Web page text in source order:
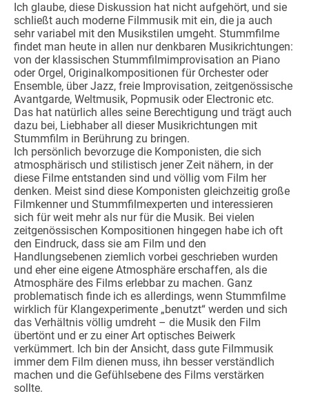
Ich glaube, diese Diskussion hat nicht aufgehört, und sie
schließt auch moderne Filmmusik mit ein, die ja auch
sehr variabel mit den Musikstilen umgeht. Stummfilme
findet man heute in allen nur denkbaren Musikrichtungen:
von der klassischen Stummfilmimprovisation an Piano
oder Orgel, Originalkompositionen für Orchester oder
Ensemble, über Jazz, freie Improvisation, zeitgenössische
Avantgarde, Weltmusik, Popmusik oder Electronic etc.
Das hat natürlich alles seine Berechtigung und trägt auch
dazu bei, Liebhaber all dieser Musikrichtungen mit
Stummfilm in Berührung zu bringen.
Ich persönlich bevorzuge die Komponisten, die sich
atmosphärisch und stilistisch jener Zeit nähern, in der
diese Filme entstanden sind und völlig vom Film her
denken. Meist sind diese Komponisten gleichzeitig große
Filmkenner und Stummfilmexperten und interessieren
sich für weit mehr als nur für die Musik. Bei vielen
zeitgenössischen Kompositionen hingegen habe ich oft
den Eindruck, dass sie am Film und den
Handlungsebenen ziemlich vorbei geschrieben wurden
und eher eine eigene Atmosphäre erschaffen, als die
Atmosphäre des Films erlebbar zu machen. Ganz
problematisch finde ich es allerdings, wenn Stummfilme
wirklich für Klangexperimente „benutzt“ werden und sich
das Verhältnis völlig umdreht – die Musik den Film
übertönt und er zu einer Art optisches Beiwerk
verkümmert. Ich bin der Ansicht, dass gute Filmmusik
immer dem Film dienen muss, ihn besser verständlich
machen und die Gefühlsebene des Films verstärken
sollte.